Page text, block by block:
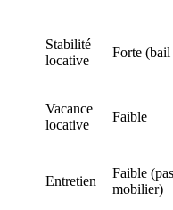
Stabilité
locative
Forte (bail
Vacance
locative
Faible
Entretien
Faible
mobilier)